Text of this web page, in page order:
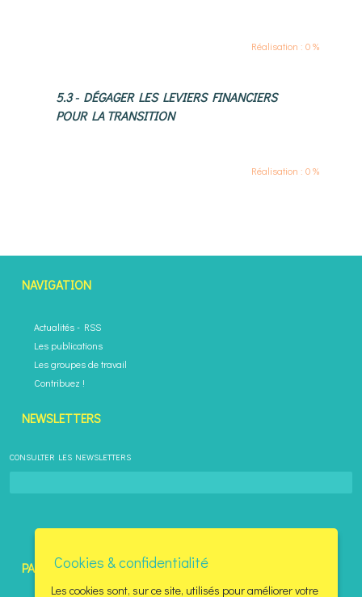
Réalisation : 0 %
5.3 - DÉGAGER LES LEVIERS FINANCIERS
POUR LA TRANSITION
Réalisation : 0 %
NAVIGATION
Actualités- RSS
Les publications
Les groupes de travail
Contribuez !
NEWSLETTERS
CONSULTER LES NEWSLETTERS
PARTENAIRES
Cookies & confidentialité
Les cookies sont, sur ce site, utilisés pour améliorer votre